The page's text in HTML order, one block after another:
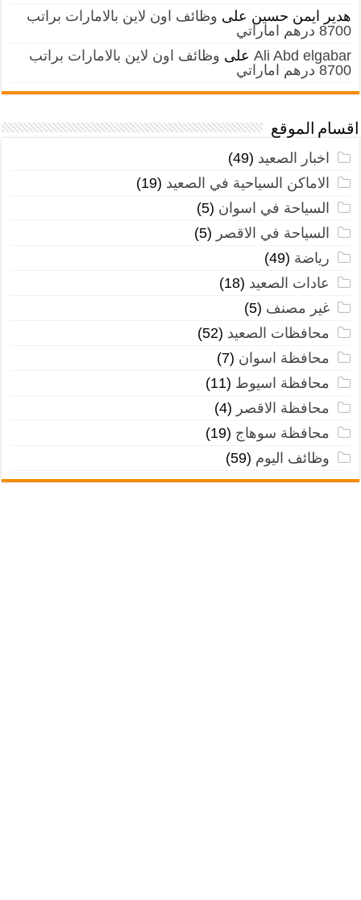
هدير ايمن حسين على وظائف اون لاين بالامارات براتب
8700 درهم اماراتي
Ali Abd elgabar على وظائف اون لاين بالامارات براتب
8700 درهم اماراتي
اقسام الموقع
اخبار الصعيد (49)
الاماكن السياحية في الصعيد (19)
السياحة في اسوان (5)
السياحة في الاقصر (5)
رياضة (49)
عادات الصعيد (18)
غير مصنف (5)
محافظات الصعيد (52)
محافظة اسوان (7)
محافظة اسيوط (11)
محافظة الاقصر (4)
محافظة سوهاج (19)
وظائف اليوم (59)